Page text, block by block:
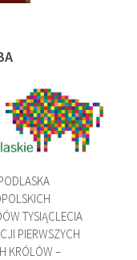
TYSIĄCLECIA
PIERWSZYCH
KRÓLÓW –